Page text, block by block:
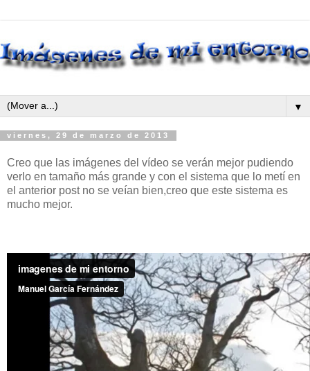
▼
viernes, 29 de marzo de 2013
Creo que las imágenes del vídeo se verán mejor pudiendo
verlo en tamaño más grande y con el sistema que lo metí en
el anterior post no se veían bien,creo que este sistema es
mucho mejor.